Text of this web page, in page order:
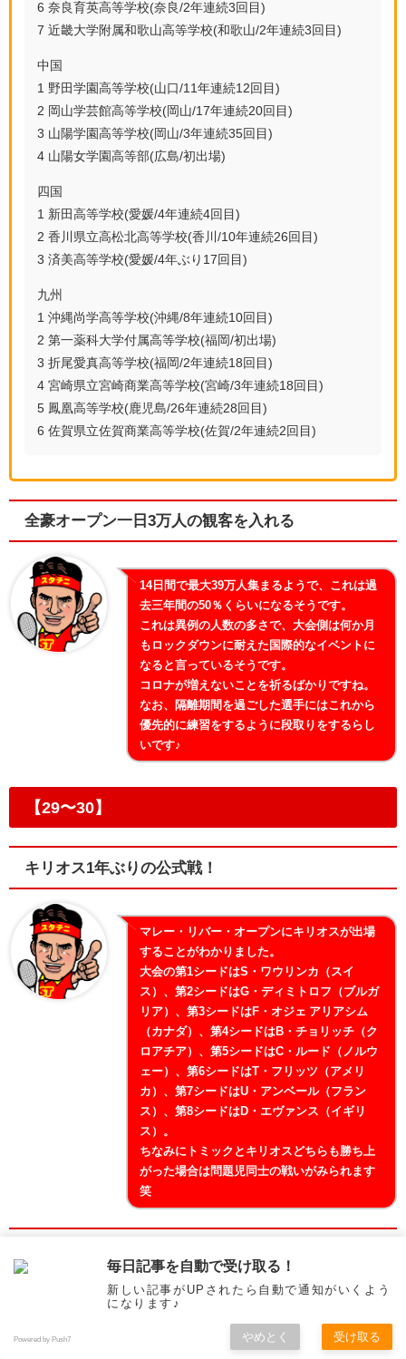
6 奈良育英高等学校(奈良/2年連続3回目)
7 近畿大学附属和歌山高等学校(和歌山/2年連続3回目)
中国
1 野田学園高等学校(山口/11年連続12回目)
2 岡山学芸館高等学校(岡山/17年連続20回目)
3 山陽学園高等学校(岡山/3年連続35回目)
4 山陽女学園高等部(広島/初出場)
四国
1 新田高等学校(愛媛/4年連続4回目)
2 香川県立高松北高等学校(香川/10年連続26回目)
3 済美高等学校(愛媛/4年ぶり17回目)
九州
1 沖縄尚学高等学校(沖縄/8年連続10回目)
2 第一薬科大学付属高等学校(福岡/初出場)
3 折尾愛真高等学校(福岡/2年連続18回目)
4 宮崎県立宮崎商業高等学校(宮崎/3年連続18回目)
5 鳳凰高等学校(鹿児島/26年連続28回目)
6 佐賀県立佐賀商業高等学校(佐賀/2年連続2回目)
全豪オープン一日3万人の観客を入れる
14日間で最大39万人集まるようで、これは過
去三年間の50％くらいになるそうです。
これは異例の人数の多さで、大会側は何か月
もロックダウンに耐えた国際的なイベントに
なると言っているそうです。
コロナが増えないことを祈るばかりですね。
なお、隔離期間を過ごした選手にはこれから
優先的に練習をするように段取りをするらし
いです♪
【29〜30】
キリオス1年ぶりの公式戦！
マレー・リバー・オープンにキリオスが出場
することがわかりました。
大会の第1シードはS・ワウリンカ（スイ
ス）、第2シードはG・ディミトロフ（ブルガ
リア）、第3シードはF・オジェ アリアシム
（カナダ）、第4シードはB・チョリッチ（ク
ロアチア）、第5シードはC・ルード（ノルウ
ェー）、第6シードはT・フリッツ（アメリ
カ）、第7シードはU・アンベール（フラン
ス）、第8シードはD・エヴァンス（イギリ
ス）。
ちなみにトミックとキリオスどちらも勝ち上
がった場合は問題児同士の戦いがみられます
笑
テニス界の不正行為を防止するITIA（The
International Tennis Integrity Agency）は27
日、ダブルス元世界ランク644位のA・メルデ
毎日記事を自動で受け取る！
新しい記事がUPされたら自動で通知がいくよう
になります♪
Powered by Push7 やめとく 受け取る